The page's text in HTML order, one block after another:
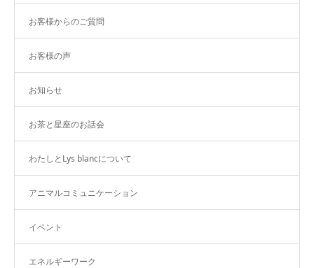
お客様からのご質問
お客様の声
お知らせ
お茶と星座のお話会
わたしとLys blancについて
アニマルコミュニケーション
イベント
エネルギーワーク